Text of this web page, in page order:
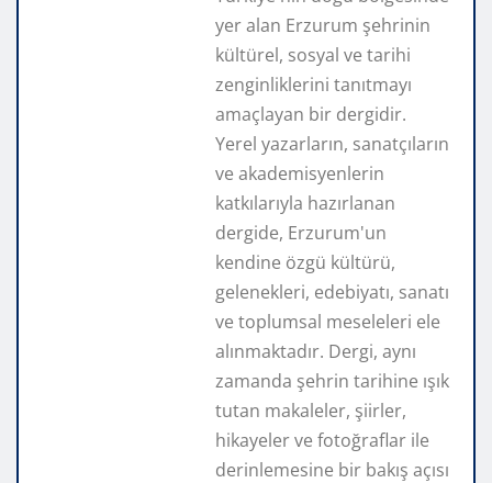
yer alan Erzurum şehrinin
kültürel, sosyal ve tarihi
zenginliklerini tanıtmayı
amaçlayan bir dergidir.
Yerel yazarların, sanatçıların
ve akademisyenlerin
katkılarıyla hazırlanan
dergide, Erzurum'un
kendine özgü kültürü,
gelenekleri, edebiyatı, sanatı
ve toplumsal meseleleri ele
alınmaktadır. Dergi, aynı
zamanda şehrin tarihine ışık
tutan makaleler, şiirler,
hikayeler ve fotoğraflar ile
derinlemesine bir bakış açısı